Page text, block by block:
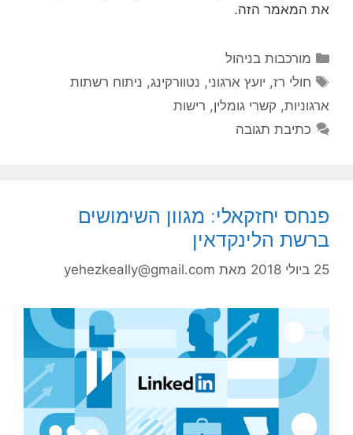
את המאמר הזה.
קטגוריות
מורכבות בניהול
תגיות
חולי רז, יועץ ארגוני, נטוורקינג, ניתוח רשתות
ארגוניות, קשרי גומלין, רישות
כתיבת תגובה
פנחס יחזקאלי: מגוון השימושים
ברשת הלינקדאין
25 ביולי 2018 מאת yehezkeally@gmail.com